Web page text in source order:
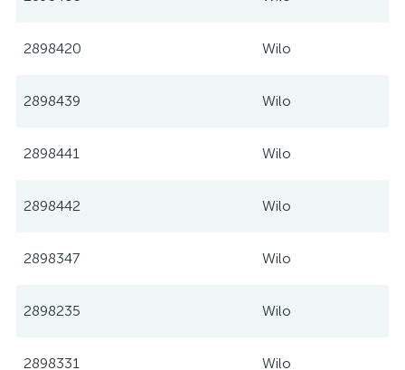
2898420 Wilo
2898439 Wilo
2898441 Wilo
2898442 Wilo
2898347 Wilo
2898235 Wilo
2898331 Wilo